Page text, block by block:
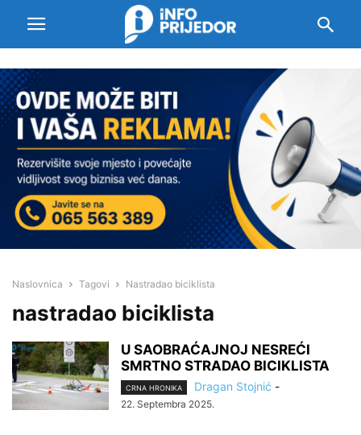
Naslovnica Tagovi Nastradao biciklista
nastradao biciklista
U SAOBRAĆAJNOJ NESREĆI
SMRTNO STRADAO BICIKLISTA
CRNA HRONIKA Dragan Stojnić -
22. Septembra 2025.